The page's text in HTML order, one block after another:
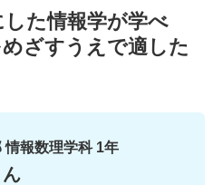
た情報学が学べ
ざすうえで適した
情報数理学科 1年